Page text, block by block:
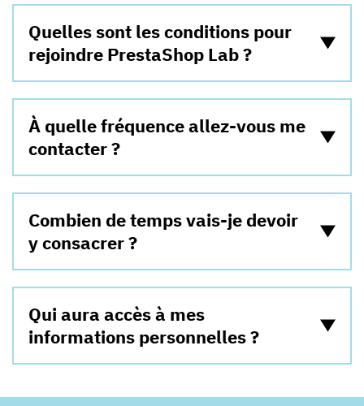
Quelles sont les conditions pour
rejoindre PrestaShop Lab ?
À quelle fréquence allez-vous me
contacter ?
Combien de temps vais-je devoir
y consacrer ?
Qui aura accès à mes
informations personnelles ?